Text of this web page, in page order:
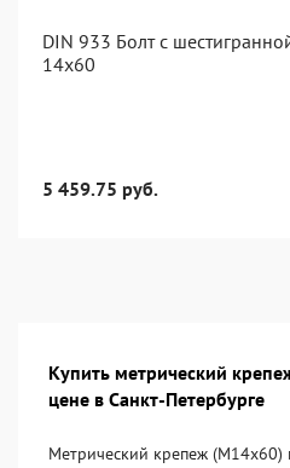
DIN 933 Болт с
14x60
5 459.75 руб.
Купить метрический
цене в Санкт-Петербурге
Метрический крепеж (М14х60)